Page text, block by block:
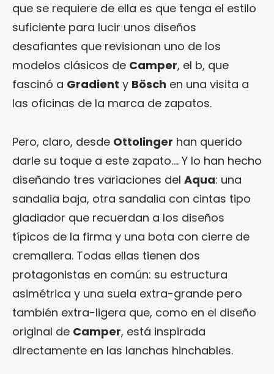
que se requiere de ella es que tenga el estilo
suficiente para lucir unos diseños
desafiantes que revisionan uno de los
modelos clásicos de Camper, el b, que
fascinó a Gradient y Bösch en una visita a
las oficinas de la marca de zapatos.
Pero, claro, desde Ottolinger han querido
darle su toque a este zapato…. Y lo han hecho
diseñando tres variaciones del Aqua: una
sandalia baja, otra sandalia con cintas tipo
gladiador que recuerdan a los diseños
típicos de la firma y una bota con cierre de
cremallera. Todas ellas tienen dos
protagonistas en común: su estructura
asimétrica y una suela extra-grande pero
también extra-ligera que, como en el diseño
original de Camper, está inspirada
directamente en las lanchas hinchables.